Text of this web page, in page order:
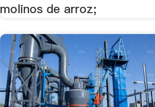
molinos de arroz;